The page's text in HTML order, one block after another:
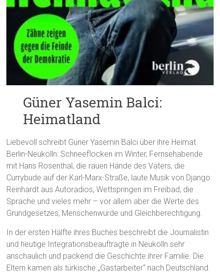
Güner Yasemin Balci:
Heimatland
Liebevoll schreibt Güner Yasemin Balci über ihre Heimat
Berlin-Neukölln: Schneeflocken im Winter, Fernsehabende
mit Hans Rosenthal, die rauen Hände des Vaters, die
Currybude auf der Karl-Marx-Straße, laute Musik von Django
Reinhardt aus Autoradios, Wettspringen im Freibad, die
Sprache und vieles mehr – vor allem aber die Werte des
Grundgesetzes, Menschenwürde und Gleichberechtigung.
In der ersten Hälfte ihres Buches beschreibt die Journalistin
und heutige Integrationsbeauftragte in Neukölln sehr
anschaulich und packend die Geschichte ihrer Familie. Die
Eltern kamen als türkische „Gastarbeiter“ nach Deutschland.